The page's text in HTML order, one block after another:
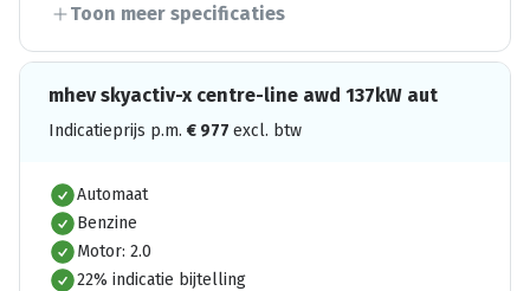
Toon meer specificaties
mhev skyactiv-x centre-line awd 137kW aut
Indicatieprijs p.m. € 977 excl. btw
Automaat
Benzine
Motor: 2.0
22% indicatie bijtelling